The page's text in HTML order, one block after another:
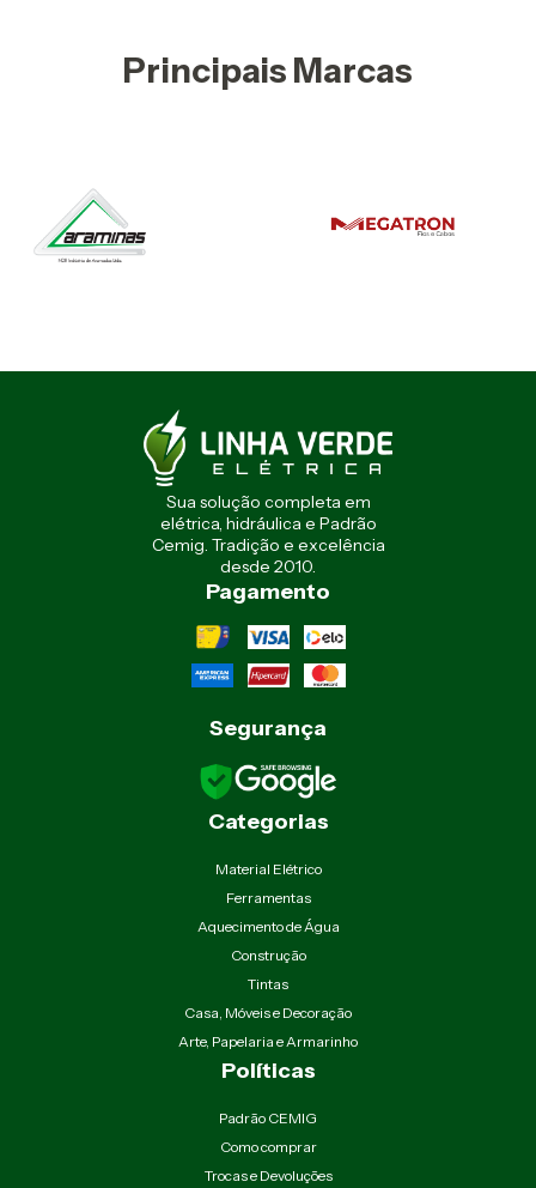
Principais Marcas
Sua solução completa em
elétrica, hidráulica e Padrão
Cemig. Tradição e excelência
desde 2010.
Pagamento
Segurança
Categorias
Material Elétrico
Ferramentas
Aquecimento de Água
Construção
Tintas
Casa, Móveis e Decoração
Arte, Papelaria e Armarinho
Políticas
Padrão CEMIG
Como comprar
Trocas e Devoluções